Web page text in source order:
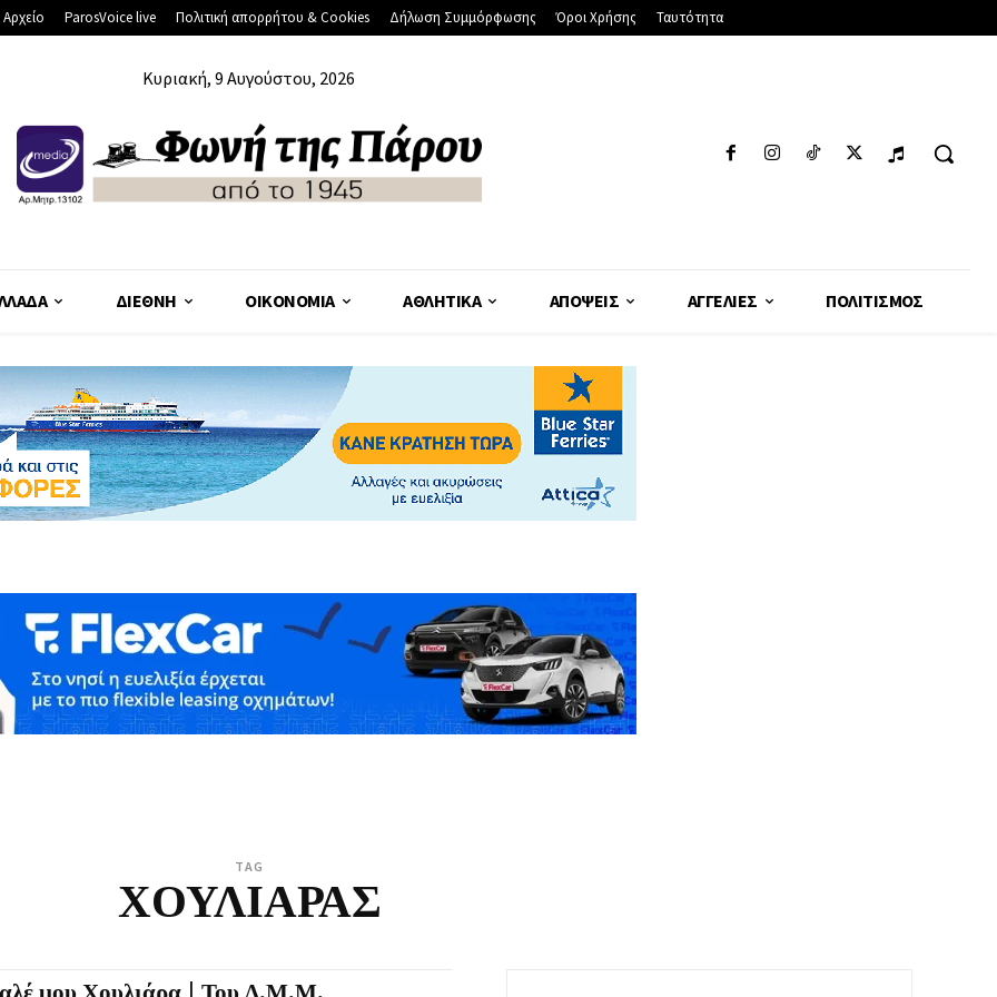
ParosVoice live Πολιτική απορρήτου & Cookies Δήλωση Συμμόρφωσης Όροι Χρήσης Ταυτότητα
Κυριακή, 9 Αυγούστου, 2026
ΔΙΕΘΝΉ ΟΙΚΟΝΟΜΊΑ ΑΘΛΗΤΙΚΆ ΑΠΌΨΕΙΣ ΑΓΓΕΛΊΕΣ ΠΟΛΙΤΙΣΜΌΣ
TAG
ΧΟΥΛΙΑΡΑΣ